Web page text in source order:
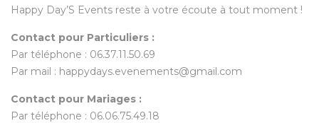
Happy Day’S Events reste à votre écoute à tout moment !
Contact pour Particuliers :
Par téléphone : 06.37.11.50.69
Par mail : happydays.evenements@gmail.com
Contact pour Mariages :
Par téléphone : 06.06.75.49.18